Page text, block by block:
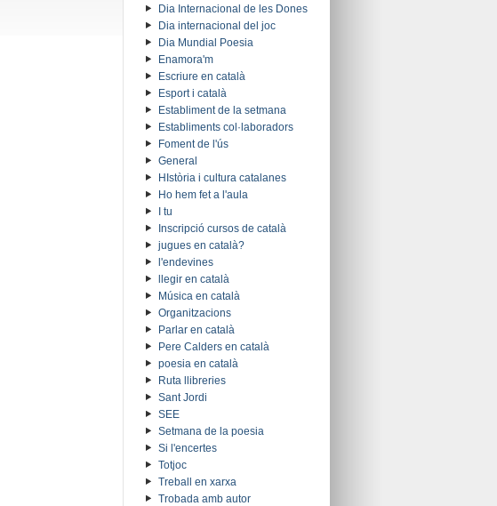
Dia Internacional de les Dones
Dia internacional del joc
Dia Mundial Poesia
Enamora'm
Escriure en català
Esport i català
Establiment de la setmana
Establiments col·laboradors
Foment de l'ús
General
HIstòria i cultura catalanes
Ho hem fet a l'aula
I tu
Inscripció cursos de català
jugues en català?
l'endevines
llegir en català
Música en català
Organitzacions
Parlar en català
Pere Calders en català
poesia en català
Ruta llibreries
Sant Jordi
SEE
Setmana de la poesia
Si l'encertes
Totjoc
Treball en xarxa
Trobada amb autor